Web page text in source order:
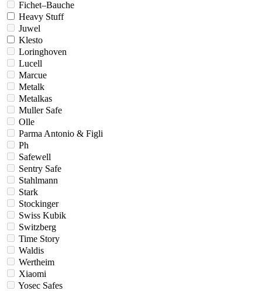
Fichet–Bauche
Heavy Stuff
Juwel
Klesto
Loringhoven
Lucell
Marcue
Metalk
Metalkas
Muller Safe
Olle
Parma Antonio & Figli
Ph
Safewell
Sentry Safe
Stahlmann
Stark
Stockinger
Swiss Kubik
Switzberg
Time Story
Waldis
Wertheim
Xiaomi
Yosec Safes